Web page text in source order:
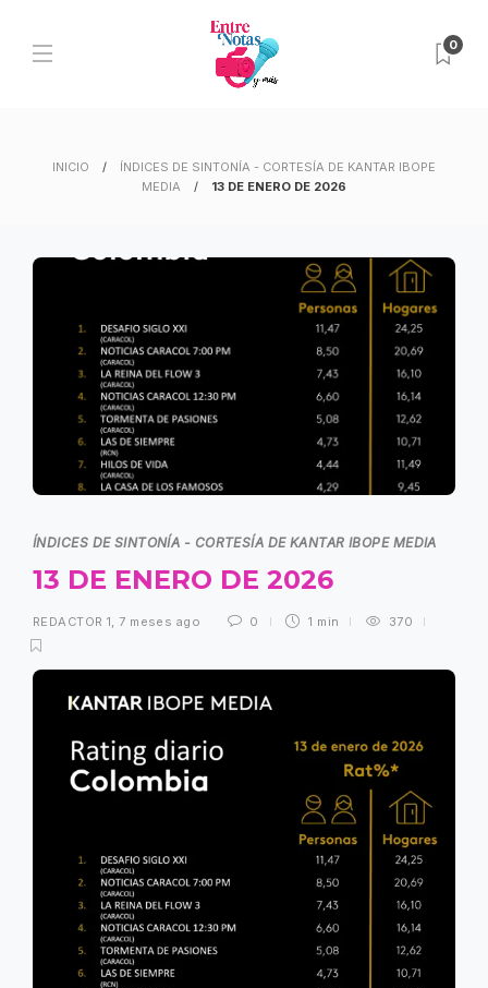
0
INICIO
ÍNDICES DE SINTONÍA - CORTESÍA DE KANTAR IBOPE
MEDIA
13 DE ENERO DE 2026
ÍNDICES DE SINTONÍA - CORTESÍA DE KANTAR IBOPE MEDIA
13 DE ENERO DE 2026
REDACTOR 1, 7 meses ago 0 1 min 370